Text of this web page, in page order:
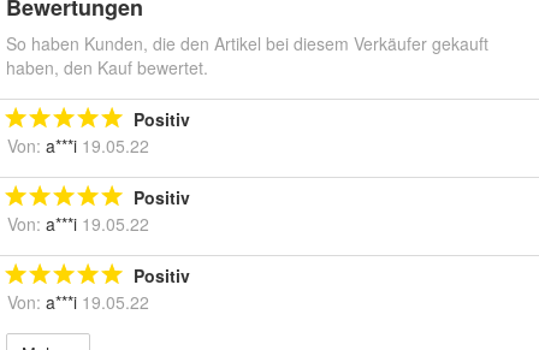
Bewertungen
So haben Kunden, die den Artikel bei diesem Verkäufer gekauft
haben, den Kauf bewertet.
Positiv
Von: a***i 19.05.22
Positiv
Von: a***i 19.05.22
Positiv
Von: a***i 19.05.22